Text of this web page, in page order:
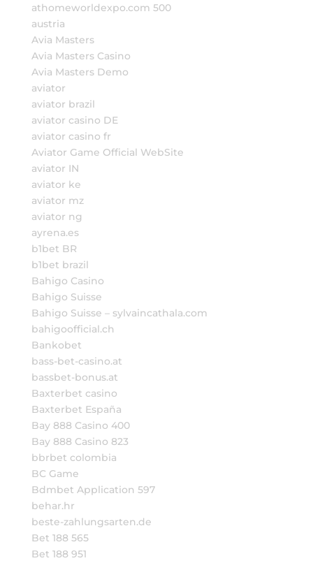
athomeworldexpo.com 500
austria
Avia Masters
Avia Masters Casino
Avia Masters Demo
aviator
aviator brazil
aviator casino DE
aviator casino fr
Aviator Game Official WebSite
aviator IN
aviator ke
aviator mz
aviator ng
ayrena.es
b1bet BR
b1bet brazil
Bahigo Casino
Bahigo Suisse
Bahigo Suisse – sylvaincathala.com
bahigoofficial.ch
Bankobet
bass-bet-casino.at
bassbet-bonus.at
Baxterbet casino
Baxterbet España
Bay 888 Casino 400
Bay 888 Casino 823
bbrbet colombia
BC Game
Bdmbet Application 597
behar.hr
beste-zahlungsarten.de
Bet 188 565
Bet 188 951